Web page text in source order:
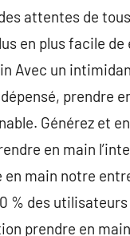
attentes de
en plus facile
Avec un
prendre
Générez et
en main
main notre
% des
prendre en